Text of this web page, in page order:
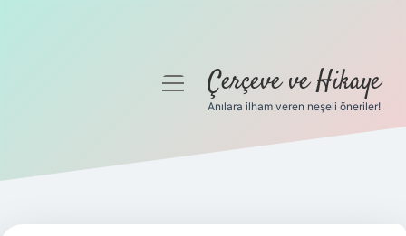
Gizlilik Politikası
Yasal Uyarı
menüyüÇerçeve ve Hikaye
Anılara ilham veren neşeli öneriler!